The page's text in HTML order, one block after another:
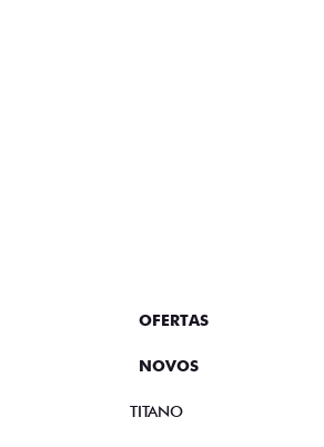
OFERTAS
NOVOS
TITANO